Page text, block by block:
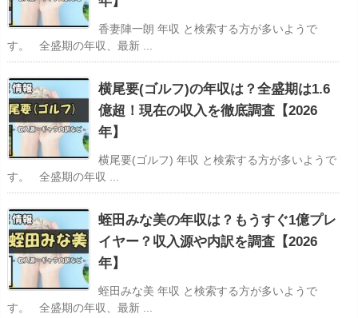
香妻陣一朗 年収 と検索する方が多いようで
す。 全盛期の年収、最新 ...
横尾要(ゴルフ)の年収は？全盛期は1.6
億超！現在の収入を徹底調査【2026
年】
横尾要(ゴルフ) 年収 と検索する方が多いようで
す。 全盛期の年収 ...
蛭田みな美の年収は？もうすぐ1億プレ
イヤー？収入源や内訳を調査【2026
年】
蛭田みな美 年収 と検索する方が多いようで
す。 全盛期の年収、最新 ...